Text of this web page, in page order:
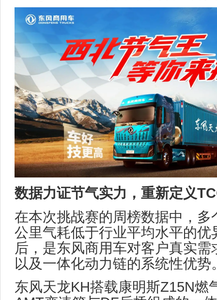
数据力证节气实力，重新定义
在本次挑战赛的周榜数据中，多
公里气耗低于行业平均水平的优
后，是东风商用车对客户真实需
以及一体化动力链的系统性优势
东风天龙KH搭载康明斯Z15N燃